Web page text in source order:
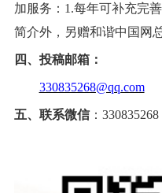
加服务： 1.每年可补充完
简介外，另赠和谐中国网
四、投稿邮箱：
330835268@qq.com
五、联系微信： 330835268